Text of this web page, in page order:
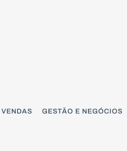
VENDAS GESTÃO E NEGÓCIOS